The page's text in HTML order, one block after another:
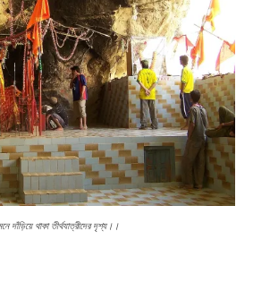
দাঁড়িয়ে থাকা তীর্থযাত্রীদের দৃশ্য।।